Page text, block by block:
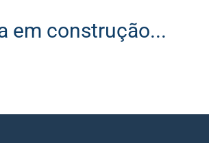
em construção...